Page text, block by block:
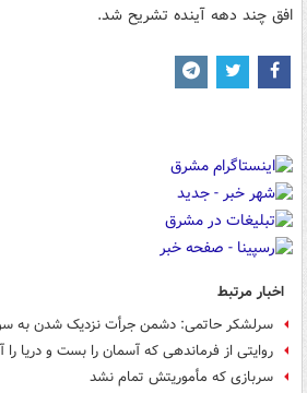
افق چند دهه آینده تشریح شد.
اخبار مرتبط
سرلشکر حاتمی: دشمن جرأت نزدیک شدن به
روایتی از فرماندهی که آسمان را بست و دریا را
سربازی که مأموریتش تمام نشد